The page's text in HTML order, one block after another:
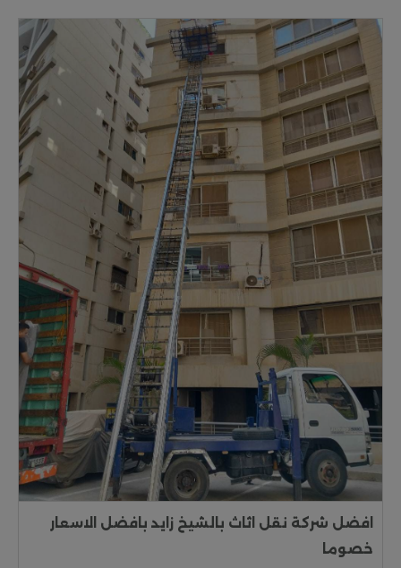
افضل شركة نقل اثاث بالشيخ زايد بافضل الاسعار
خصوما